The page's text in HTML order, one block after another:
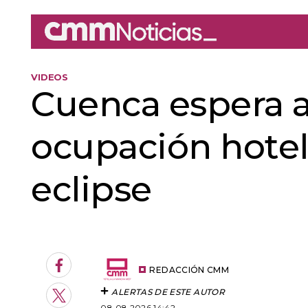
VIDEOS
Cuenca espera
ocupación
eclipse
Facebook
Twitter
REDACCIÓN CMM
ALERTAS DE ESTE AUTOR